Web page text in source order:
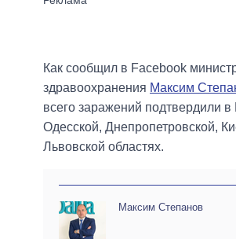
Как сообщил в Facebook
здравоохранения Максим
всего заражений подтвердили в
Одесской, Днепропетровской,
Львовской областях.
Максим Степанов